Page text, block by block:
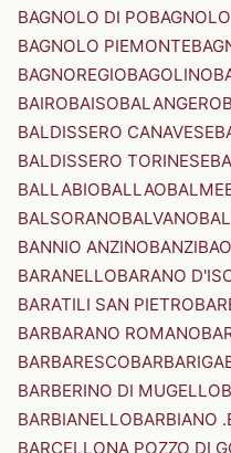
BAGNOLO DI PO
BAGNOLO PIEMONTE
BAGNOREGIOBAGOLINO
BAIROBAISOBALANGERO
BALDISSERO CANAVESE
BALDISSERO TORINESE
BALLABIOBALLAOBALME
BALSORANOBALVANO
BANNIO ANZINOBANZI
BARANELLOBARANO
BARATILI SAN PIETRO
BARBARANO ROMANO
BARBARESCOBARBARIGA
BARBERINO DI MUGELLO
BARBIANELLOBARBIANO
BARCELLONA POZZO DI